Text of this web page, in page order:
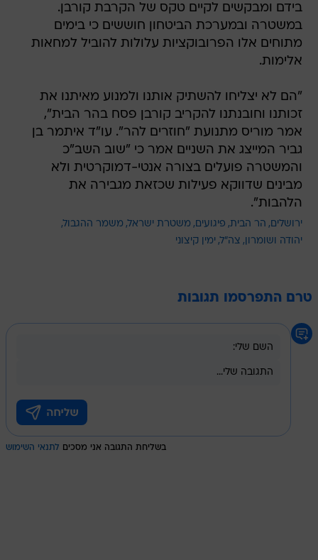
בידם ומבקשים לקיים טקס של הקרבת קורבן.
במשטרה ובמערכת הביטחון חוששים כי בימים
מתוחים אלו הפרובוקציות עלולות להוביל למחאות
אלימות.
"הם לא יצליחו להשתיק אותנו ולמנוע מאיתנו את
זכותנו וחובנתנו להקריב קורבן פסח בהר הבית",
אמר מוריס מתנועת "חוזרים להר". עו"ד איתמר בן
גביר המייצג את השניים אמר כי "שוב השב"כ
והמשטרה פועלים בצורה אנטי-דמוקרטית ולא
מבינים שדווקא פעילות שכזאת מגבירה את
הלהבות".
ירושלים הר הבית פיגועים משטרת ישראל משמר ההגבול
יהודה ושומרון
צה"ל ימין קיצוני
טרם התפרסמו תגובות
בשליחת התגובה אני מסכים לתנאי השימוש